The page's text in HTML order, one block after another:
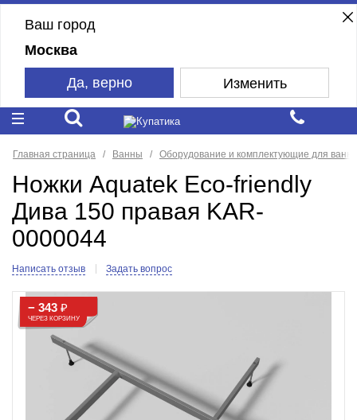
Ваш город
Москва
Да, верно Изменить
Главная страница Ванны Оборудование и комплектующие для ванн
Ножки Aquatek Eco-friendly
Дива 150 правая KAR-
0000044
Написать отзыв Задать вопрос
− 343₽
ЧЕРЕЗ КОРЗИНУ